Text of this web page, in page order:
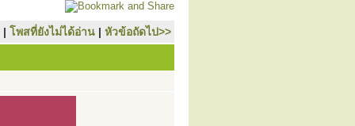
| โพสที่ยังไม่ได้อ่าน | หัวข้อถัดไป>>